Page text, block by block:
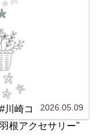
2026.05.09
川崎コ
根アクセサリー"